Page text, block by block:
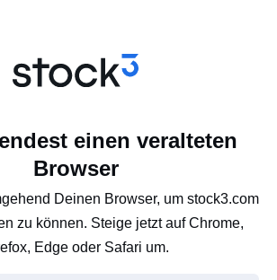
einen veralteten
Browser
Deinen Browser, um stock3.com
zu können. Steige jetzt auf Chrome,
Edge oder Safari um.